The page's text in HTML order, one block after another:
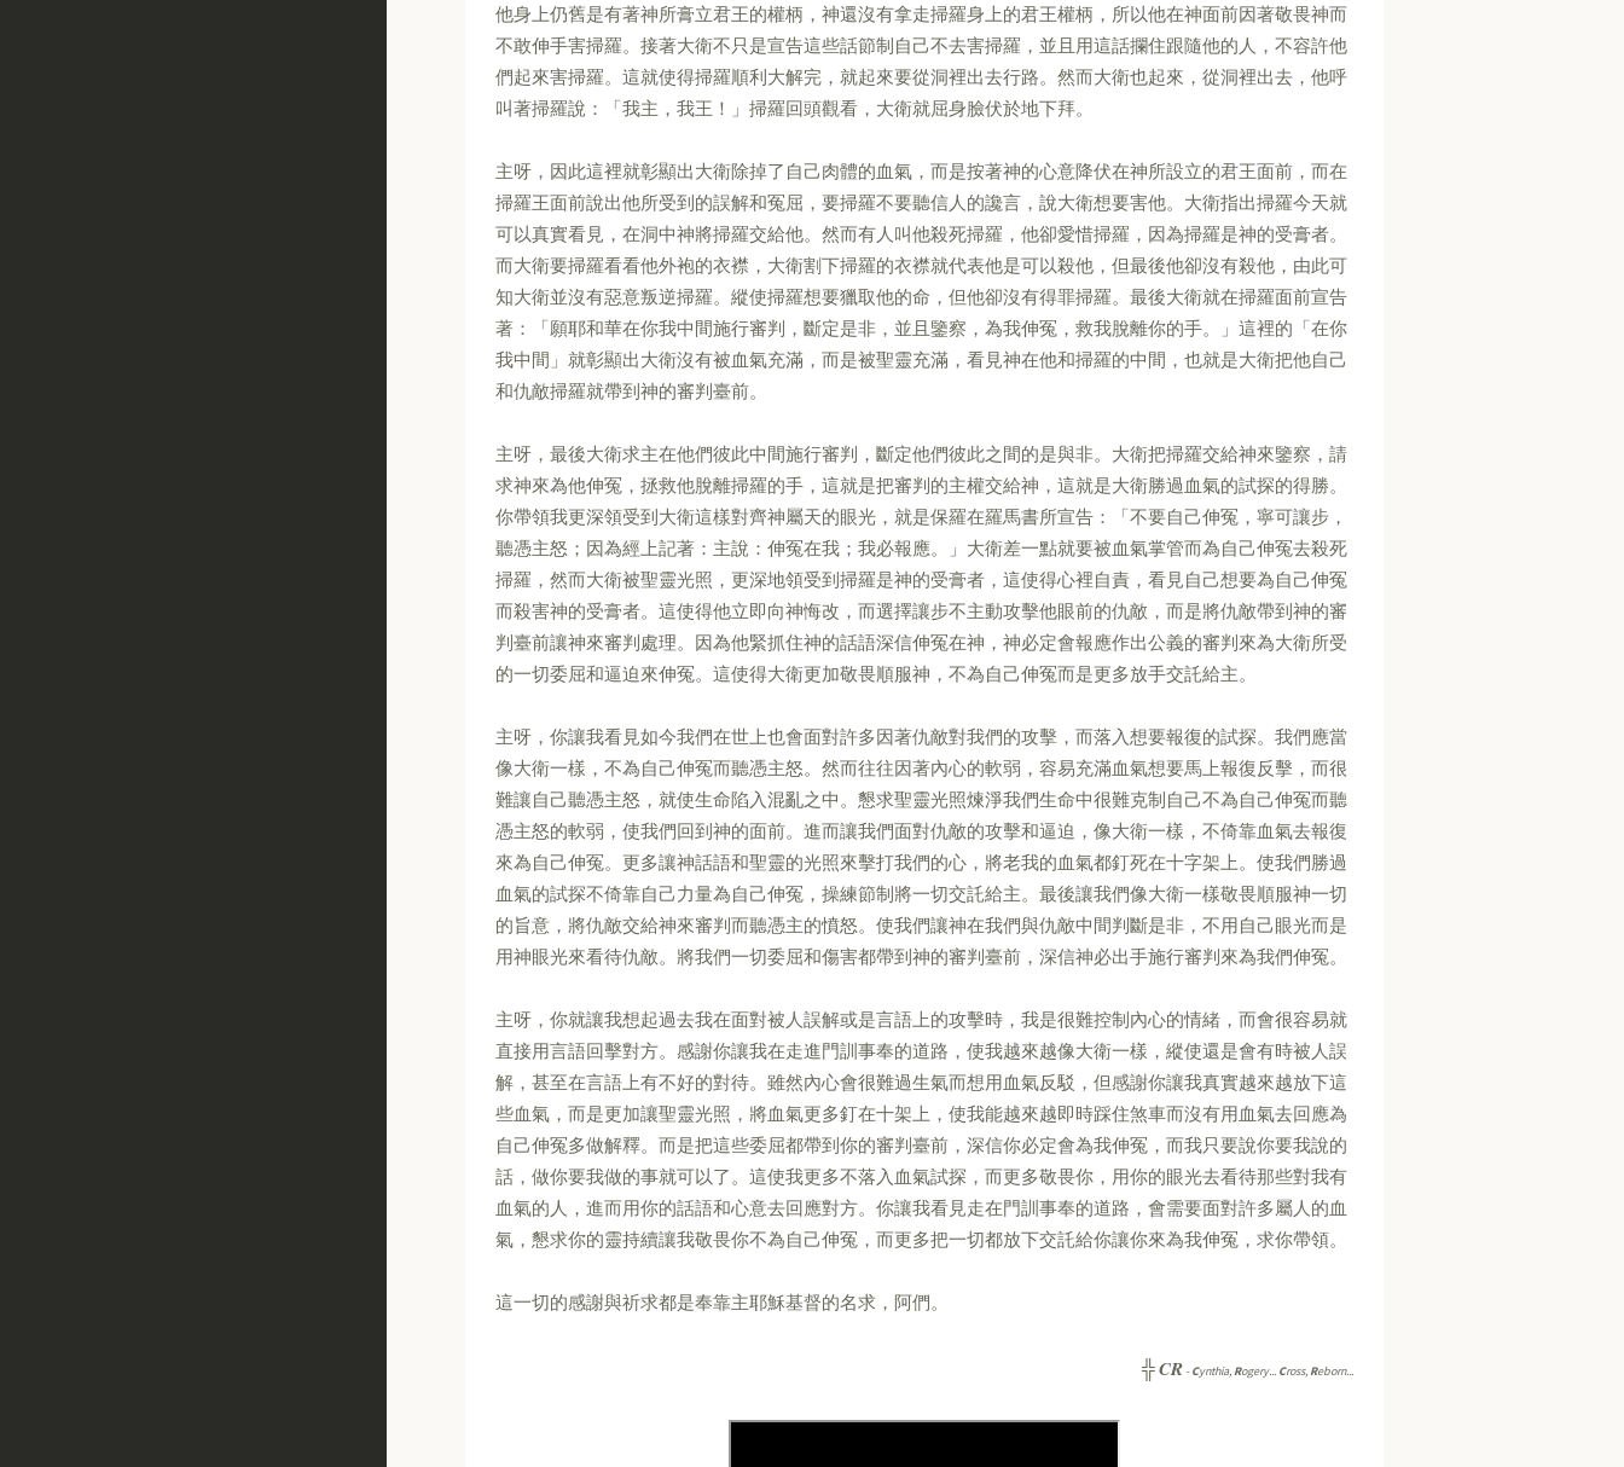
他身上仍舊是有著神所膏立君王的權柄，神還沒有拿走掃羅身上的君王權柄，所以他在神面前因著敬畏神而
不敢伸手害掃羅。接著大衛不只是宣告這些話節制自己不去害掃羅，並且用這話攔住跟隨他的人，不容許他
們起來害掃羅。這就使得掃羅順利大解完，就起來要從洞裡出去行路。然而大衛也起來，從洞裡出去，他呼
叫著掃羅說：「我主，我王！」掃羅回頭觀看，大衛就屈身臉伏於地下拜。
主呀，因此這裡就彰顯出大衛除掉了自己肉體的血氣，而是按著神的心意降伏在神所設立的君王面前，而在
掃羅王面前說出他所受到的誤解和冤屈，要掃羅不要聽信人的讒言，說大衛想要害他。大衛指出掃羅今天就
可以真實看見，在洞中神將掃羅交給他。然而有人叫他殺死掃羅，他卻愛惜掃羅，因為掃羅是神的受膏者。
而大衛要掃羅看看他外袍的衣襟，大衛割下掃羅的衣襟就代表他是可以殺他，但最後他卻沒有殺他，由此可
知大衛並沒有惡意叛逆掃羅。縱使掃羅想要獵取他的命，但他卻沒有得罪掃羅。最後大衛就在掃羅面前宣告
著：「願耶和華在你我中間施行審判，斷定是非，並且鑒察，為我伸冤，救我脫離你的手。」這裡的「在你
我中間」就彰顯出大衛沒有被血氣充滿，而是被聖靈充滿，看見神在他和掃羅的中間，也就是大衛把他自己
和仇敵掃羅就帶到神的審判臺前。
主呀，最後大衛求主在他們彼此中間施行審判，斷定他們彼此之間的是與非。大衛把掃羅交給神來鑒察，請
求神來為他伸冤，拯救他脫離掃羅的手，這就是把審判的主權交給神，這就是大衛勝過血氣的試探的得勝。
你帶領我更深領受到大衛這樣對齊神屬天的眼光，就是保羅在羅馬書所宣告：「不要自己伸冤，寧可讓步，
聽憑主怒；因為經上記著：主說：伸冤在我；我必報應。」大衛差一點就要被血氣掌管而為自己伸冤去殺死
掃羅，然而大衛被聖靈光照，更深地領受到掃羅是神的受膏者，這使得心裡自責，看見自己想要為自己伸冤
而殺害神的受膏者。這使得他立即向神悔改，而選擇讓步不主動攻擊他眼前的仇敵，而是將仇敵帶到神的審
判臺前讓神來審判處理。因為他緊抓住神的話語深信伸冤在神，神必定會報應作出公義的審判來為大衛所受
的一切委屈和逼迫來伸冤。這使得大衛更加敬畏順服神，不為自己伸冤而是更多放手交託給主。
主呀，你讓我看見如今我們在世上也會面對許多因著仇敵對我們的攻擊，而落入想要報復的試探。我們應當
像大衛一樣，不為自己伸冤而聽憑主怒。然而往往因著內心的軟弱，容易充滿血氣想要馬上報復反擊，而很
難讓自己聽憑主怒，就使生命陷入混亂之中。懇求聖靈光照煉淨我們生命中很難克制自己不為自己伸冤而聽
憑主怒的軟弱，使我們回到神的面前。進而讓我們面對仇敵的攻擊和逼迫，像大衛一樣，不倚靠血氣去報復
來為自己伸冤。更多讓神話語和聖靈的光照來擊打我們的心，將老我的血氣都釘死在十字架上。使我們勝過
血氣的試探不倚靠自己力量為自己伸冤，操練節制將一切交託給主。最後讓我們像大衛一樣敬畏順服神一切
的旨意，將仇敵交給神來審判而聽憑主的憤怒。使我們讓神在我們與仇敵中間判斷是非，不用自己眼光而是
用神眼光來看待仇敵。將我們一切委屈和傷害都帶到神的審判臺前，深信神必出手施行審判來為我們伸冤。
主呀，你就讓我想起過去我在面對被人誤解或是言語上的攻擊時，我是很難控制內心的情緒，而會很容易就
直接用言語回擊對方。感謝你讓我在走進門訓事奉的道路，使我越來越像大衛一樣，縱使還是會有時被人誤
解，甚至在言語上有不好的對待。雖然內心會很難過生氣而想用血氣反駁，但感謝你讓我真實越來越放下這
些血氣，而是更加讓聖靈光照，將血氣更多釘在十架上，使我能越來越即時踩住煞車而沒有用血氣去回應為
自己伸冤多做解釋。而是把這些委屈都帶到你的審判臺前，深信你必定會為我伸冤，而我只要說你要我說的
話，做你要我做的事就可以了。這使我更多不落入血氣試探，而更多敬畏你，用你的眼光去看待那些對我有
血氣的人，進而用你的話語和心意去回應對方。你讓我看見走在門訓事奉的道路，會需要面對許多屬人的血
氣，懇求你的靈持續讓我敬畏你不為自己伸冤，而更多把一切都放下交託給你讓你來為我伸冤，求你帶領。
這一切的感謝與祈求都是奉靠主耶穌基督的名求，阿們。
╬CR -Cynthia, Rogery... Cross, Reborn...